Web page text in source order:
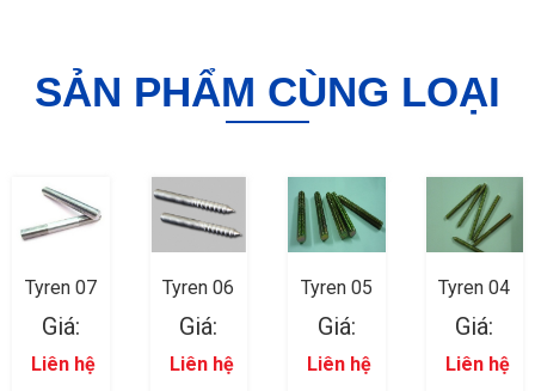
SẢN PHẨM CÙNG LOẠI
Tyren 07
Giá:
Liên hệ
Tyren 06
Giá:
Liên hệ
Tyren 05
Giá:
Liên hệ
Tyren 04
Giá:
Liên hệ